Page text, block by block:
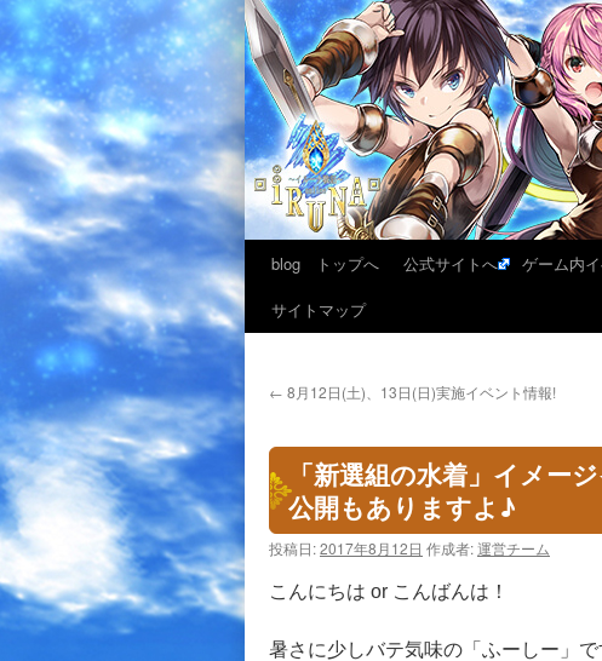
blog トップへ 公式サイトへ ゲーム内
サイトマップ
← 8月12日(土)、13日(日)実施イベント情報!
「新選組の水着」イメー
公開もありますよ♪
投稿日:2017年8月12日 作成者:運営チーム
こんにちは or こんばんは！
暑さに少しバテ気味の「ふーしー」で